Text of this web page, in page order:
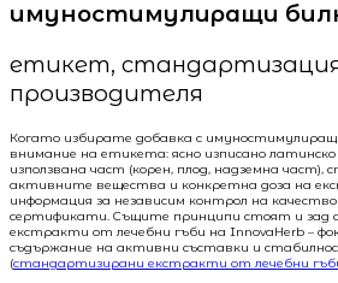
имуностимулиращи
етикет, стандартизация
производителя
Когато избирате добавка с
внимание на етикета: ясно изписано
използвана част (корен, плод, надземна част),
активните вещества и конкретна доза на
информация за независим контрол на
сертификати. Същите принципи стоят и зад
екстракти от лечебни гъби на InnovaHerb –
съдържание на активни съставки и
(стандартизирани екстракти от лечебни